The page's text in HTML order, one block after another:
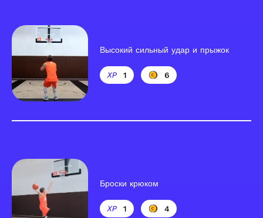
Высокий сильный удар и прыжок
1 6
Броски крюком
1 4